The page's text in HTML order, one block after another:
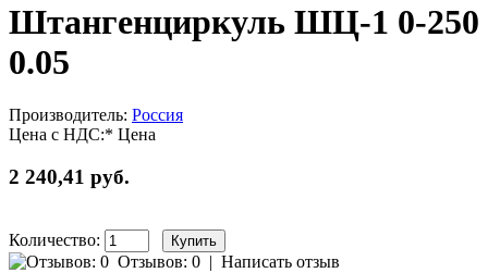
Штангенциркуль ШЦ-1 0-250
0.05
Производитель: Россия
Цена с НДС:* Цена
2 240,41 руб.
Количество:
Отзывов: 0 | Написать отзыв